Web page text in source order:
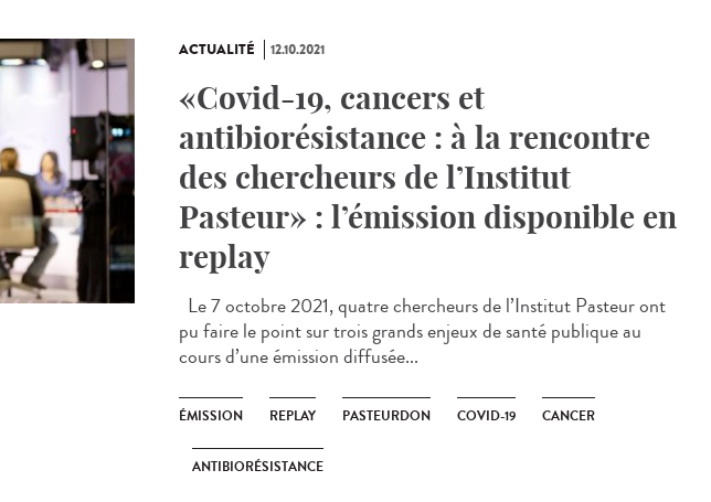
ACTUALITÉ 12.10.2021
«Covid-19, cancers et
antibiorésistance : à la rencontre
des chercheurs de l’Institut
Pasteur» : l’émission disponible en
replay
Le 7 octobre 2021, quatre chercheurs de l’Institut Pasteur ont
pu faire le point sur trois grands enjeux de santé publique au
cours d’une émission diffusée...
ÉMISSION REPLAY PASTEURDON COVID-19 CANCER
ANTIBIORÉSISTANCE